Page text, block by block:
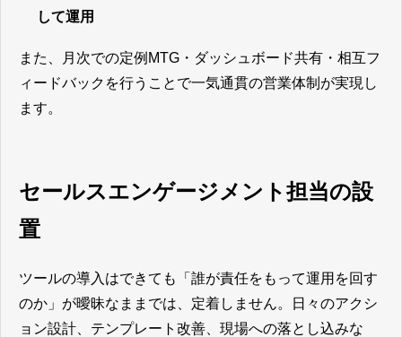
して運用
また、月次での定例MTG・ダッシュボード共有・相互フ
ィードバックを行うことで一気通貫の営業体制が実現し
ます。
セールスエンゲージメント担当の設
置
ツールの導入はできても「誰が責任をもって運用を回す
のか」が曖昧なままでは、定着しません。日々のアクシ
ョン設計、テンプレート改善、現場への落とし込みな